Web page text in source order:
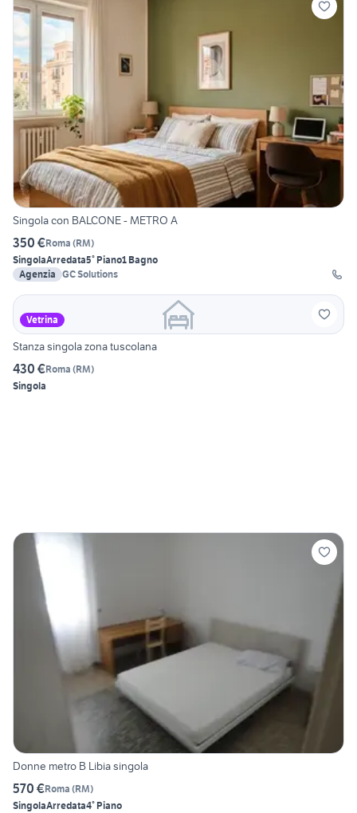
Singola con BALCONE - METRO A
350 €Roma (RM)
SingolaArredata5° Piano1 Bagno
Agenzia GC Solutions
Vetrina
Stanza singola zona tuscolana
430 €Roma (RM)
Singola
Donne metro B Libia singola
570 €Roma (RM)
SingolaArredata4° Piano